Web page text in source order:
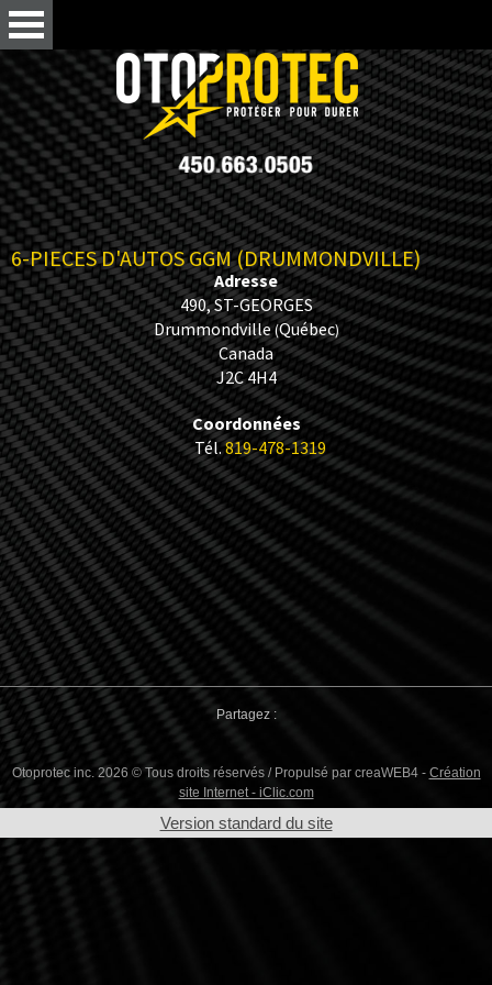
6-PIECES D'AUTOS GGM (DRUMMONDVILLE)
Adresse
490, ST-GEORGES
Drummondville(Québec)
Canada
J2C 4H4
Coordonnées
Tél.819-478-1319
Partagez :
Otoprotec inc. 2026 © Tous droits réservés / Propulsé par creaWEB4 - Création
site Internet - iClic.com
Version standard du site